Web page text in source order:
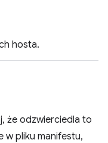
hosta.
że odzwierciedla to
w pliku manifestu,